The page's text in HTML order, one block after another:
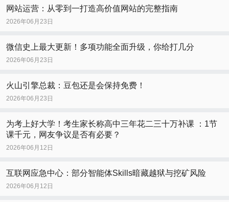
网站运营：从零到一打造高价值网站的完整指南
2026年06月23日
微信史上最大更新！多项功能全面升级，你给打几分
2026年06月23日
火山引擎总裁：豆包还是会保持免费！
2026年06月23日
为考上好大学！考生家长称高中三年花二三十万补课 ：1节
课千元，网友争议是否有必要？
2026年06月12日
互联网应急中心：部分智能体Skills暗藏越狱与挖矿风险
2026年06月12日